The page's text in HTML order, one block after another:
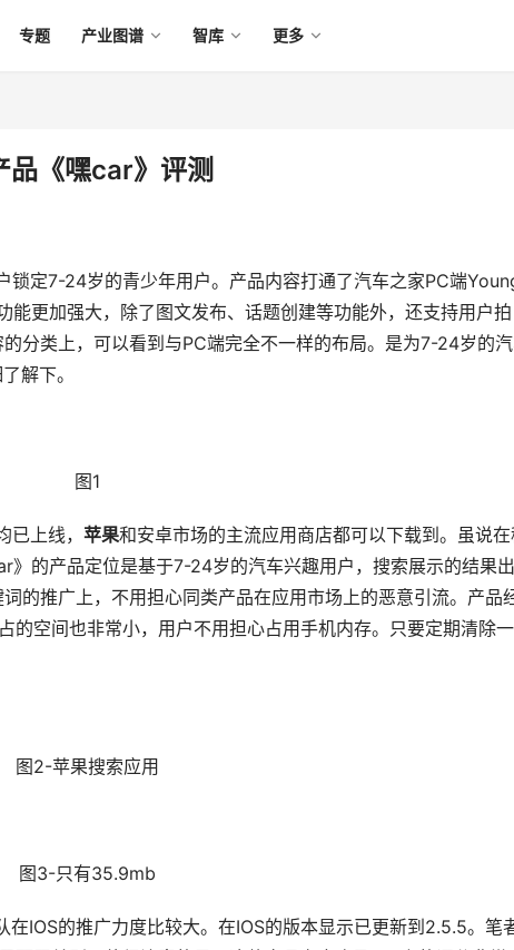
专题 产业图谱 智库 更多
品《嘿car》评测
定7-24岁的青少年用户。产品内容打通了汽车之家PC端
更加强大，除了图文发布、话题创建等功能外，还支持用户拍
分类上，可以看到与PC端完全不一样的布局。是为7-24岁的
解下。
图1
上线， 苹果和安卓市场的主流应用商店都可以下载到。虽说
》的产品定位是基于7-24岁的汽车兴趣用户，搜索展示的结果
的推广上，不用担心同类产品在应用市场上的恶意引流。产品
的空间也非常小，用户不用担心占用手机内存。只要定期清除
图2-苹果搜索应用
图3-只有35.9mb
在IOS的推广力度比较大。在IOS的版本显示已更新到2.5.5。笔